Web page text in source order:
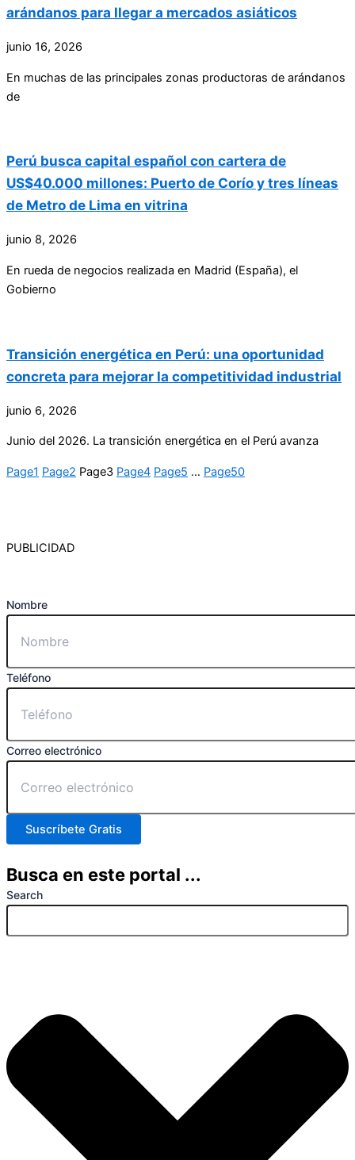
arándanos para llegar a mercados asiáticos
junio 16, 2026
En muchas de las principales zonas productoras de arándanos
de
Perú busca capital español con cartera de
US$40.000 millones: Puerto de Corío y tres líneas
de Metro de Lima en vitrina
junio 8, 2026
En rueda de negocios realizada en Madrid (España), el
Gobierno
Transición energética en Perú: una oportunidad
concreta para mejorar la competitividad industrial
junio 6, 2026
Junio del 2026. La transición energética en el Perú avanza
Page1 Page2 Page3 Page4 Page5 … Page50
PUBLICIDAD
Nombre
Teléfono
Correo electrónico
Suscríbete Gratis
Busca en este portal ...
Search